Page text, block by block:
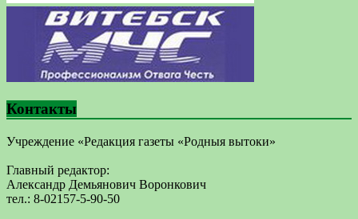
Контакты
Учреждение «Редакция газеты «Родныя вытоки»
Главный редактор:
Александр Демьянович Воронкович
тел.: 8-02157-5-90-50